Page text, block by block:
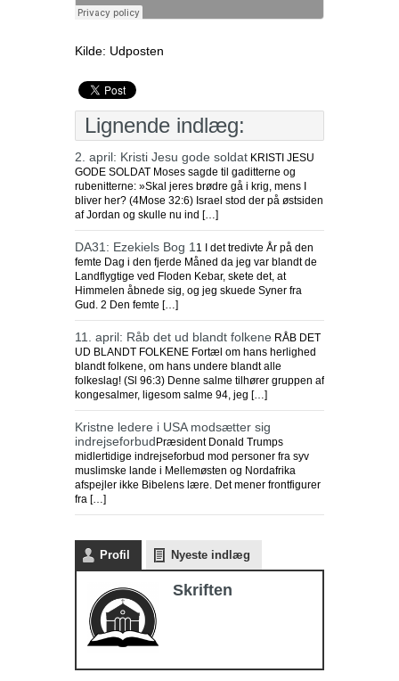
Kilde: Udposten
Lignende indlæg:
2. april: Kristi Jesu gode soldat KRISTI JESU
GODE SOLDAT Moses sagde til gaditterne og
rubenitterne: »Skal jeres brødre gå i krig, mens I
bliver her? (4Mose 32:6) Israel stod der på østsiden
af Jordan og skulle nu ind […]
DA31: Ezekiels Bog 1 1 I det tredivte År på den
femte Dag i den fjerde Måned da jeg var blandt de
Landflygtige ved Floden Kebar, skete det, at
Himmelen åbnede sig, og jeg skuede Syner fra
Gud. 2 Den femte […]
11. april: Råb det ud blandt folkene RÅB DET
UD BLANDT FOLKENE Fortæl om hans herlighed
blandt folkene, om hans undere blandt alle
folkeslag! (Sl 96:3) Denne salme tilhører gruppen af
kongesalmer, ligesom salme 94, jeg […]
Kristne ledere i USA modsætter sig
indrejseforbud Præsident Donald Trumps
midlertidige indrejseforbud mod personer fra syv
muslimske lande i Mellemøsten og Nordafrika
afspejler ikke Bibelens lære. Det mener frontfigurer
fra […]
Profil Nyeste indlæg
Skriften